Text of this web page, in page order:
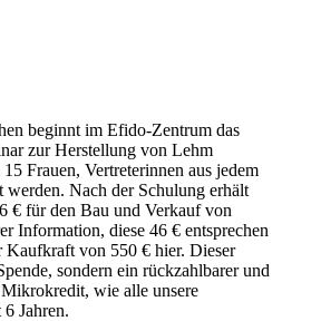
beginnt im Efido-Zentrum das
zur Herstellung von Lehm
Frauen, Vertreterinnen aus jedem
werden. Nach der Schulung erhält
€ für den Bau und Verkauf von
Information, diese 46 € entsprechen
Kaufkraft von 550 € hier. Dieser
sondern ein rückzahlbarer und
wie alle unsere
Jahren.